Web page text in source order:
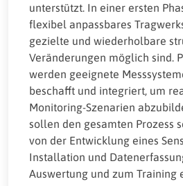
unterstützt. In einer ersten
flexibel anpassbares
gezielte und wiederholbare
Veränderungen möglich sind.
werden geeignete
beschafft und integriert, um
Monitoring-Szenarien
sollen den gesamten Prozess
von der Entwicklung eines
Installation und
Auswertung und zum Training